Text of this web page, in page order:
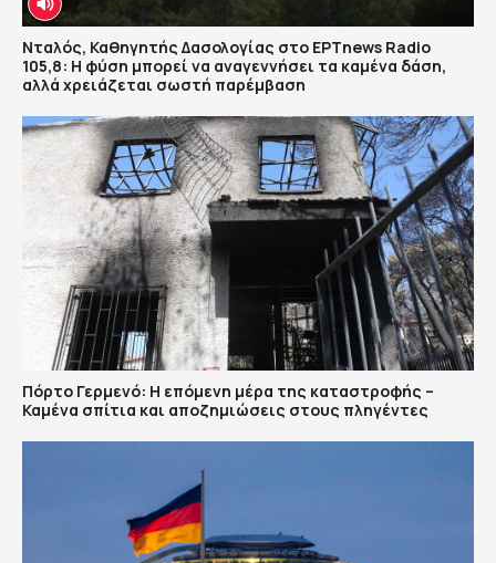
Νταλός, Καθηγητής Δασολογίας στο ΕΡΤnews Radio
105,8: Η φύση μπορεί να αναγεννήσει τα καμένα δάση,
αλλά χρειάζεται σωστή παρέμβαση
Πόρτο Γερμενό: Η επόμενη μέρα της καταστροφής –
Καμένα σπίτια και αποζημιώσεις στους πληγέντες